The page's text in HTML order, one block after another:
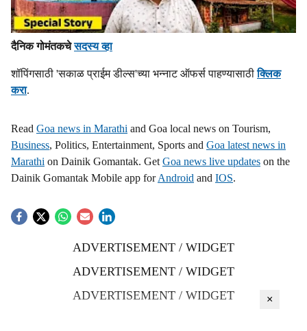
दैनिक गोमंतकचेसदस्य व्हा
शॉपिंगसाठी 'सकाळ प्राईम डील्स'च्या भन्नाट ऑफर्स पाहण्यासाठीक्लिक
करा.
Read Goa news in Marathi and Goa local news on Tourism,
Business, Politics, Entertainment, Sports and Goa latest news in
Marathi on Dainik Gomantak. Get Goa news live updates on the
Dainik Gomantak Mobile app forAndroid and IOS.
ADVERTISEMENT / WIDGET
ADVERTISEMENT / WIDGET
ADVERTISEMENT / WIDGET
×